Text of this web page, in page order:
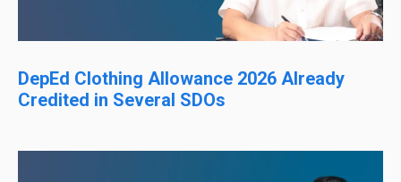
DepEd Clothing Allowance 2026 Already
Credited in Several SDOs